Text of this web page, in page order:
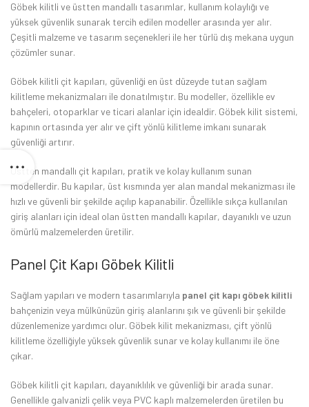
Göbek kilitli ve üstten mandallı tasarımlar, kullanım kolaylığı ve
yüksek güvenlik sunarak tercih edilen modeller arasında yer alır.
Çeşitli malzeme ve tasarım seçenekleri ile her türlü dış mekana uygun
çözümler sunar.
Göbek kilitli çit kapıları, güvenliği en üst düzeyde tutan sağlam
kilitleme mekanizmaları ile donatılmıştır. Bu modeller, özellikle ev
bahçeleri, otoparklar ve ticari alanlar için idealdir. Göbek kilit sistemi,
kapının ortasında yer alır ve çift yönlü kilitleme imkanı sunarak
güvenliği artırır.
Üstten mandallı çit kapıları, pratik ve kolay kullanım sunan
modellerdir. Bu kapılar, üst kısmında yer alan mandal mekanizması ile
hızlı ve güvenli bir şekilde açılıp kapanabilir. Özellikle sıkça kullanılan
giriş alanları için ideal olan üstten mandallı kapılar, dayanıklı ve uzun
ömürlü malzemelerden üretilir.
Panel Çit Kapı Göbek Kilitli
Sağlam yapıları ve modern tasarımlarıyla panel çit kapı göbek kilitli
bahçenizin veya mülkünüzün giriş alanlarını şık ve güvenli bir şekilde
düzenlemenize yardımcı olur. Göbek kilit mekanizması, çift yönlü
kilitleme özelliğiyle yüksek güvenlik sunar ve kolay kullanımı ile öne
çıkar.
Göbek kilitli çit kapıları, dayanıklılık ve güvenliği bir arada sunar.
Genellikle galvanizli çelik veya PVC kaplı malzemelerden üretilen bu